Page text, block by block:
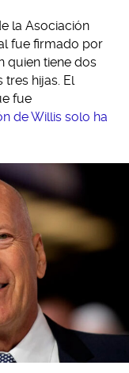
la Asociación
fue firmado por
quien tiene dos
tres hijas. El
fue
de Willis solo ha